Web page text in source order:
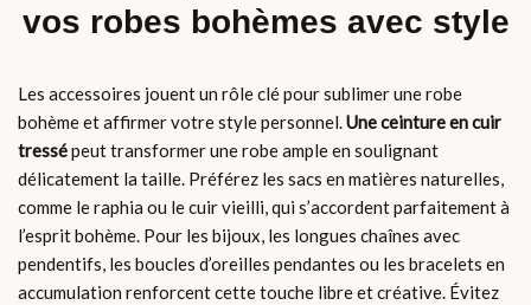
vos robes bohèmes avec style
Les accessoires jouent un rôle clé pour sublimer une robe
bohème et affirmer votre style personnel.Une ceinture en cuir
tressépeut transformer une robe ample en soulignant
délicatement la taille. Préférez les sacs en matières naturelles,
comme le raphia ou le cuir vieilli, qui s’accordent parfaitement à
l’esprit bohème. Pour les bijoux, les longues chaînes avec
pendentifs, les boucles d’oreilles pendantes ou les bracelets en
accumulation renforcent cette touche libre et créative. Évitez